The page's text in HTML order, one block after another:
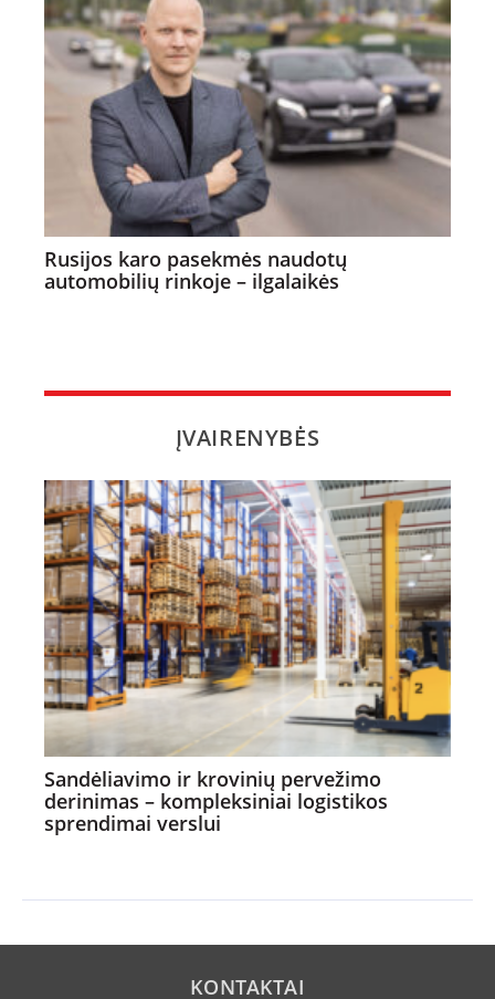
Rusijos karo pasekmės naudotų
automobilių rinkoje – ilgalaikės
ĮVAIRENYBĖS
Sandėliavimo ir krovinių pervežimo
derinimas – kompleksiniai logistikos
sprendimai verslui
KONTAKTAI